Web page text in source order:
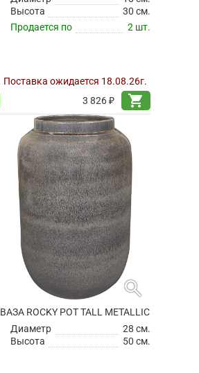
Высота
30 см.
Продается по
2 шт.
Поставка ожидается 18.08.26г.
3 826 ₽
shopping_cart
search
ВАЗА ROCKY POT TALL METALLIC
Диаметр
28 см.
Высота
50 см.